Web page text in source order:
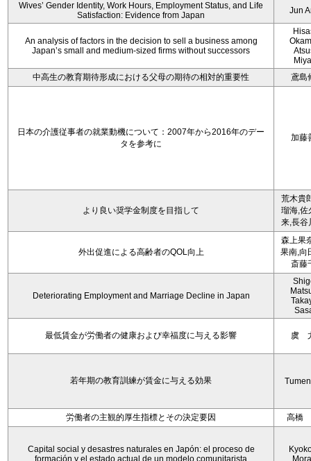
Wives’ Gender Identity, Work Hours, Employment Status, and Life
Satisfaction: Evidence from Japan
Jun
An analysis of factors in the decision to sell a business among
Japan’s small and medium-sized firms without successors
中高生の教育期待形成における父母の期待の相対的重要性
鳶島
日本の介護従事者の就業動機について：2007年から2016年のデー
タを参考に
加藤
より良い奨学金制度を目指して
荒木貴
瑠海,佐
来,長谷
外出促進による高齢者のQOL向上
森上果
果南,向
斎藤
Deteriorating Employment and Marriage Decline in Japan
最低賃金が労働者の健康および幸福度に与える影響 虞
若年期の教育訓練が賃金に与える効果
労働者の主観的厚生指標とその決定要因 高橋
Capital social y desastres naturales en Japón: el proceso de
formación y el estado actual de un modelo comunitarista